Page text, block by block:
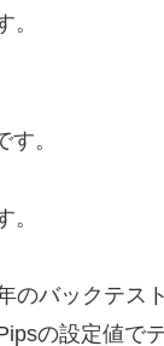
。
。
。
のバックテス
の設定値で